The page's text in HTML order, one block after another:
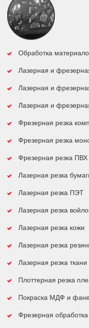
Обработка
Лазерная и
Лазерная и
Лазерная и
Фрезерная резка
Фрезерная резка
Фрезерная резка ПВХ
Лазерная резка
Лазерная резка ПЭТ
Лазерная резка
Лазерная резка кожи
Лазерная резка
Лазерная резка ткани
Плоттерная резка
Покраска МДФ и
Фрезерная